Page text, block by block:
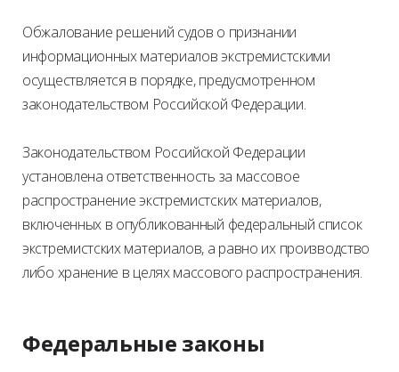
Обжалование решений судов о признании
информационных материалов экстремистскими
осуществляется в порядке, предусмотренном
законодательством Российской Федерации.
Законодательством Российской Федерации
установлена ответственность за массовое
распространение экстремистских материалов,
включенных в опубликованный федеральный список
экстремистских материалов, а равно их производство
либо хранение в целях массового распространения.
Федеральные законы